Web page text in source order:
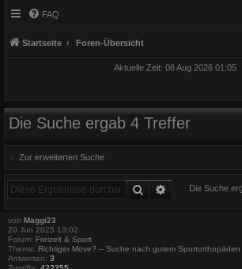
FAQ
Startseite Foren-Übersicht
Aktuelle Zeit: 08 Aug 2026 01:05
Die Suche ergab 4 Treffer
Zur erweiterten Suche
Suche Erweiterte
Die Suche
von Maggi23
20 Jun 2025 13:02
Forum: Freizeit & Sport
Thema: Richtiger Move? – Suche nach gutem Sportorthopäden
Antworten: 3